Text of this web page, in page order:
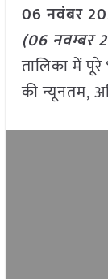
06 नवंबर
(06 नवम्बर
तालिका में
की न्यूनतम,